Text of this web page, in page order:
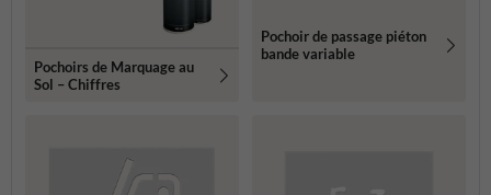
Pochoirs de Marquage au
Sol – Chiffres
Pochoir de passage piéton
bande variable